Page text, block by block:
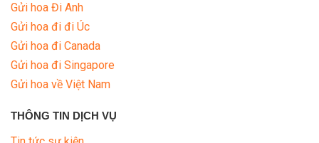
Gửi hoa Đi Anh
Gửi hoa đi đi Úc
Gửi hoa đi Canada
Gửi hoa đi Singapore
Gửi hoa về Việt Nam
THÔNG TIN DỊCH VỤ